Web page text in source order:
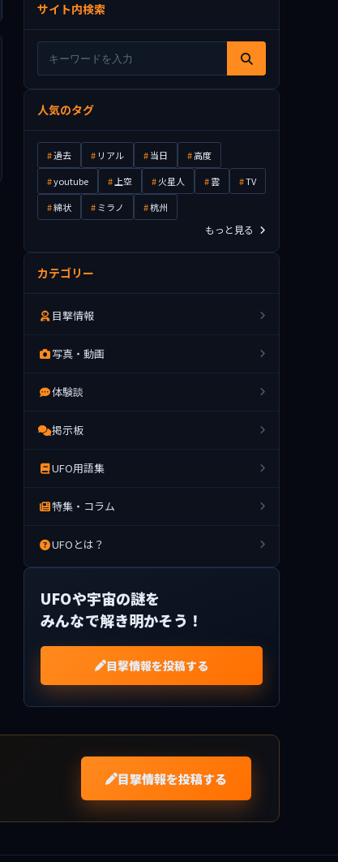
サイト内検索
人気のタグ
過去 リアル 当日
高度
youtube
上空 火星人 雲
TV
綿状
ミラノ 杭州
もっと見る
カテゴリー
目撃情報
写真・動画
体験談
掲示板
UFO用語集
特集・コラム
UFOとは？
UFOや宇宙の謎を
みんなで解き明かそう！
目撃情報を投稿する
目撃情報を投稿する